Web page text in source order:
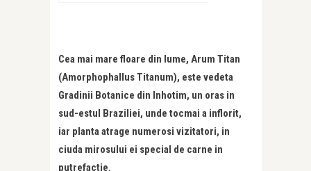
Cea mai mare floare din lume, Arum Titan
(Amorphophallus Titanum), este vedeta
Gradinii Botanice din Inhotim, un oras in
sud-estul Braziliei, unde tocmai a inflorit,
iar planta atrage numerosi vizitatori, in
ciuda mirosului ei special de carne in
putrefactie.